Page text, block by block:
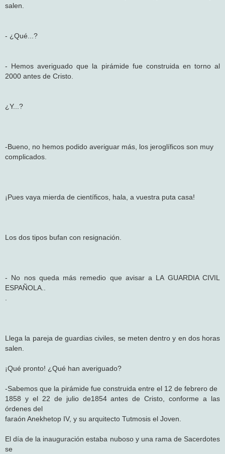
salen.
- ¿Qué...?
- Hemos averiguado que la pirámide fue construida en torno al
2000 antes de Cristo.
¿Y...?
-Bueno, no hemos podido averiguar más, los jeroglíficos son muy
complicados.
¡Pues vaya mierda de científicos, hala, a vuestra puta casa!
Los dos tipos bufan con resignación.
- No nos queda más remedio que avisar a LA GUARDIA CIVIL
ESPAÑOLA..
Llega la pareja de guardias civiles, se meten dentro y en dos horas
salen.
¡Qué pronto! ¿Qué han averiguado?
-Sabemos que la pirámide fue construida entre el 12 de febrero de
1858 y el 22 de julio de1854 antes de Cristo, conforme a las
órdenes del
faraón Anekhetop IV, y su arquitecto Tutmosis el Joven.
El día de la inauguración estaba nuboso y una rama de Sacerdotes
se